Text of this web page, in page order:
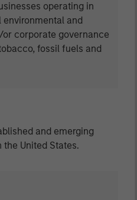
operating in
and
corporate governance
fossil fuels and
and emerging
United States.